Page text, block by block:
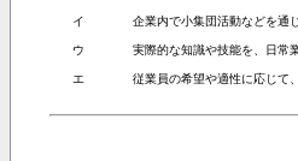
イ 企業内で小集団活動などを通
ウ 実際的な知識や技能を、日常
エ 従業員の希望や適性に応じて